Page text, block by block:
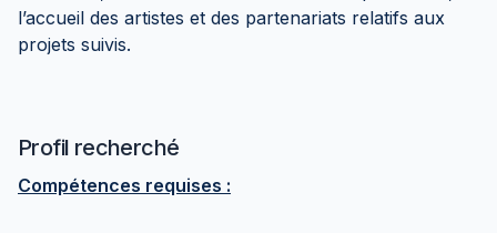
l’accueil des artistes et des partenariats relatifs aux
projets suivis.
Profil recherché
Compétences requises :